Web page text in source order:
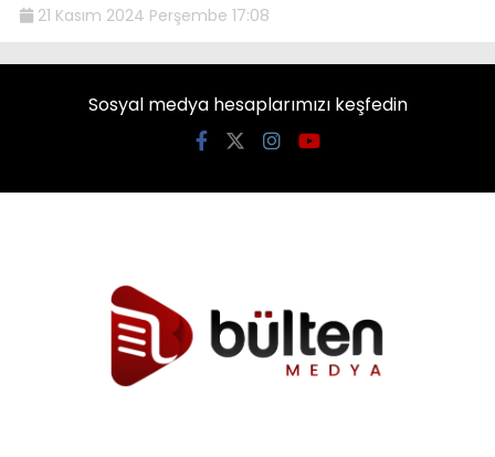
21 Kasım 2024 Perşembe 17:08
Sosyal medya hesaplarımızı keşfedin